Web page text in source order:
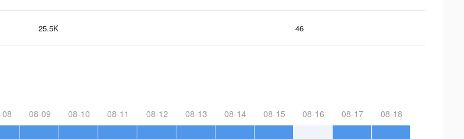
25.5K 46
08-09 08-10 08-11 08-12 08-13 08-14 08-15 08-16 08-17 08-18